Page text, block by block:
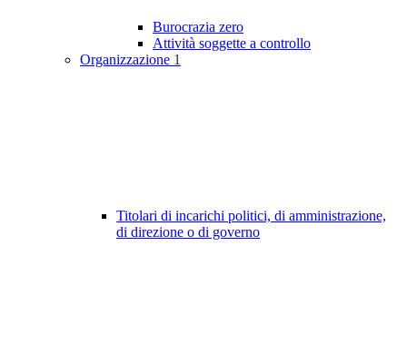
Burocrazia zero
Attività soggette a controllo
Organizzazione 1
Titolari di incarichi politici, di amministrazione,
di direzione o di governo